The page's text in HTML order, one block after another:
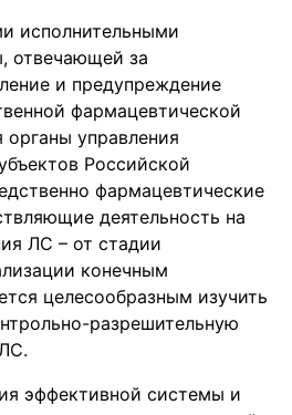
исполнительными
отвечающей за
и предупреждение
фармацевтической
управления
Российской
фармацевтические
деятельность на
ЛС – от стадии
конечным
целесообразным изучить
разрешительную
эффективной системы и